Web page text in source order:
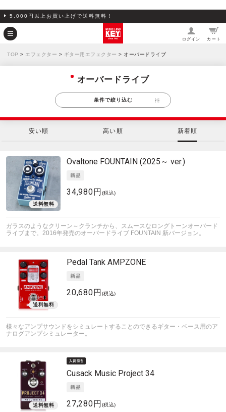
5,000円以上お買い上げで送料無料！
ログイン カート
TOP > エフェクター > ギター用エフェクター > オーバードライブ
オーバードライブ
条件で絞り込む
安い順 高い順 新着順
Ovaltone FOUNTAIN (2025～ ver.)
34,980円 (税込)
ガラスのようなクリーン～クランチから、スムースなロングトーンオーバード
ライブまで。2016年発売のオーバードライブ FOUNTAIN 新バージョン。
Pedal Tank AMPZONE
20,680円 (税込)
様々なアンプサウンドをシミュレートすることのできるギター・ベース用のア
ナログアンプシミュレーター。
Cusack Music Project 34
27,280円 (税込)